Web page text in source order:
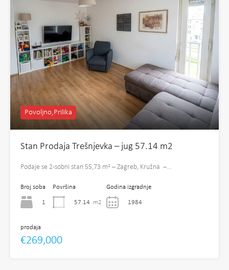
Povoljno,Prilika
Stan Prodaja Trešnjevka – jug 57.14 m2
Podaje se 2-sobni stan 55,73 m² – Zagreb, Kružna –…
Broj soba
1
Površina
57.14 m2
Godina izgradnje
1984
prodaja
€269,000